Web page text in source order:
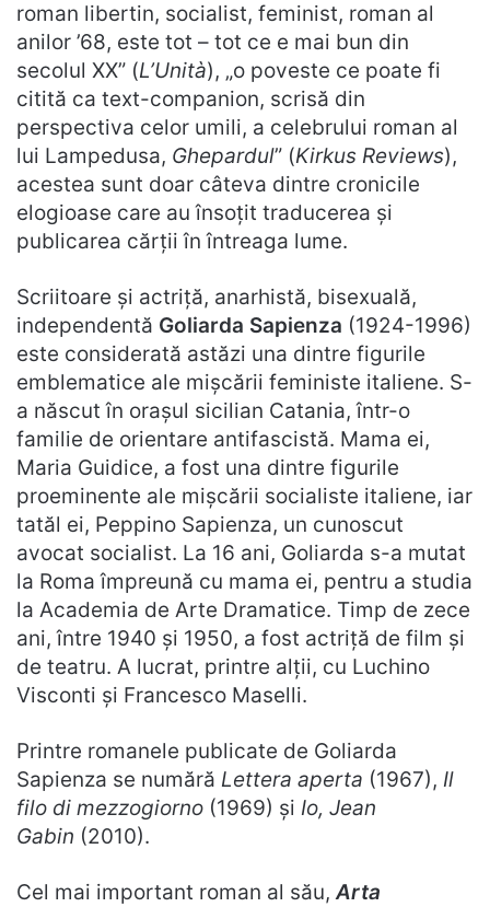
roman libertin, socialist, feminist, roman al
anilor ’68, este tot – tot ce e mai bun din
secolul XX” (L’Unità), „o poveste ce poate fi
citită ca text-companion, scrisă din
perspectiva celor umili, a celebrului roman al
lui Lampedusa, Ghepardul” (Kirkus Reviews),
acestea sunt doar câteva dintre cronicile
elogioase care au însoțit traducerea și
publicarea cărții în întreaga lume.
Scriitoare și actriță, anarhistă, bisexuală,
independentă Goliarda Sapienza (1924-1996)
este considerată astăzi una dintre figurile
emblematice ale mișcării feministe italiene. S-
a născut în orașul sicilian Catania, într-o
familie de orientare antifascistă. Mama ei,
Maria Guidice, a fost una dintre figurile
proeminente ale mișcării socialiste italiene, iar
tatăl ei, Peppino Sapienza, un cunoscut
avocat socialist. La 16 ani, Goliarda s-a mutat
la Roma împreună cu mama ei, pentru a studia
la Academia de Arte Dramatice. Timp de zece
ani, între 1940 și 1950, a fost actriță de film și
de teatru. A lucrat, printre alții, cu Luchino
Visconti și Francesco Maselli.
Printre romanele publicate de Goliarda
Sapienza se numără Lettera aperta (1967), Il
filo di mezzogiorno (1969) și Io, Jean
Gabin (2010).
Cel mai important roman al său,Arta